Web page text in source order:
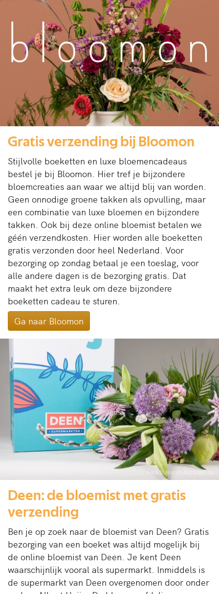
Gratis verzending bij Bloomon
Stijlvolle boeketten en luxe bloemencadeaus
bestel je bij Bloomon. Hier tref je bijzondere
bloemcreaties aan waar we altijd blij van worden.
Geen onnodige groene takken als opvulling, maar
een combinatie van luxe bloemen en bijzondere
takken. Ook bij deze online bloemist betalen we
géén verzendkosten. Hier worden alle boeketten
gratis verzonden door heel Nederland. Voor
bezorging op zondag betaal je een toeslag, voor
alle andere dagen is de bezorging gratis. Dat
maakt het extra leuk om deze bijzondere
boeketten cadeau te sturen.
Ga naar Bloomon
Deen: de bloemist met gratis
verzending
Ben je op zoek naar de bloemist van Deen? Gratis
bezorging van een boeket was altijd mogelijk bij
de online bloemist van Deen. Je kent Deen
waarschijnlijk vooral als supermarkt. Inmiddels is
de supermarkt van Deen overgenomen door onder